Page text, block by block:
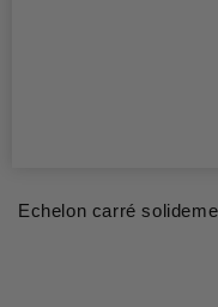
Echelon carré